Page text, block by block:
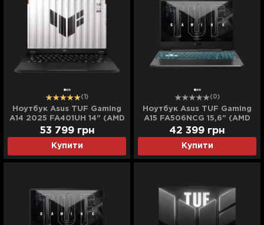
(1)
Ноутбук Asus TUF Gaming
A14 2025 FA401UH 14" (AMD
Ryzen 7/16GB/512GB
(SSD)/RTX 5050)
(FA401UH-RG004W)
(Standard)
Купити
53 799 грн
(0)
Ноутбук Asus TUF Gaming
A15 FA506NCG 15,6" (AMD
Ryzen 7/16GB/512GB
(SSD)/RTX 3050)
(FA506NCG-HN211)
(Standard)
Купити
42 399 грн